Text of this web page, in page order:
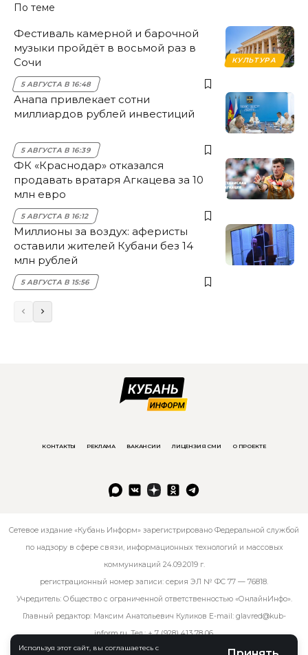
Используя этот сайт, вы соглашаетесь с
По теме
КУЛЬТУРА
Фестиваль камерной и барочной
музыки пройдёт в восьмой раз в
Сочи
5 АВГУСТА В 16:48
Анапа привлекает сотни
миллиардов рублей инвестиций
5 АВГУСТА В 16:39
ФК «Краснодар» отказался
продавать вратаря Агкацева за 10
млн евро
5 АВГУСТА В 16:12
Миллионы за воздух: аферисты
оставили жителей Кубани без 14
млн рублей
5 АВГУСТА В 15:56
КОНТАКТЫ РЕКЛАМА ВАКАНСИИ ЛИЦЕНЗИЯ СМИ О ПРОЕКТЕ
Сетевое издание «Кубань Информ» зарегистрировано Федеральной службой
по надзору в сфере связи, информационных технологий и массовых
коммуникаций 24.09.2019 г.
регистрационный номер записи: серия ЭЛ № ФС 77 — 76818.
Учредитель: Общество с ограниченной ответственностью «ОнлайнИнфо».
Главный редактор: Максим Анатольевич Куликов E-mail: glavred@kub-
inform.ru. Тел.:+ 7 (928) 413 78 06.